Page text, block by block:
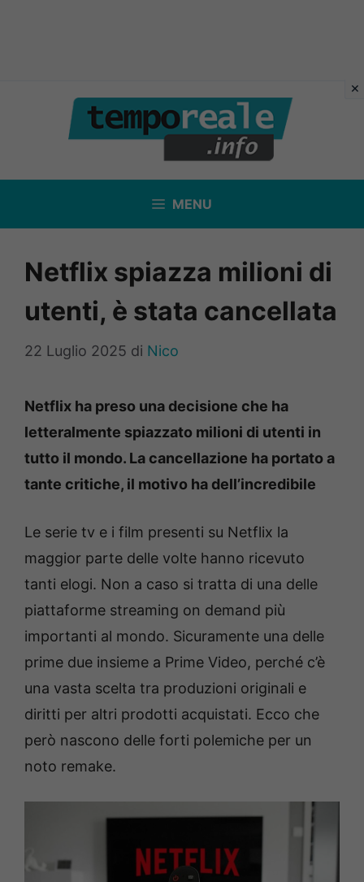
contenuto
MENU
Netflix spiazza milioni di
utenti, è stata cancellata
22 Luglio 2025 di Nico
Netflix ha preso una decisione che ha
letteralmente spiazzato milioni di utenti in
tutto il mondo. La cancellazione ha portato a
tante critiche, il motivo ha dell’incredibile
Le serie tv e i film presenti su Netflix la
maggior parte delle volte hanno ricevuto
tanti elogi. Non a caso si tratta di una delle
piattaforme streaming on demand più
importanti al mondo. Sicuramente una delle
prime due insieme a Prime Video, perché c’è
una vasta scelta tra produzioni originali e
diritti per altri prodotti acquistati. Ecco che
però nascono delle forti polemiche per un
noto remake.